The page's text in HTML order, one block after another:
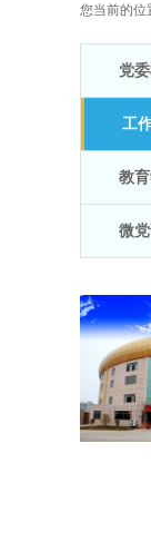
您当前的位
党
工
教
微